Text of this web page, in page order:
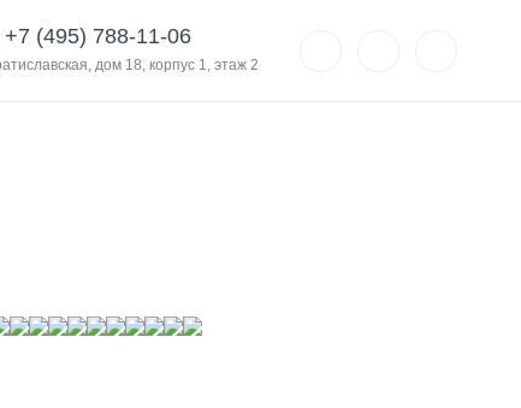
+7 (495) 788-11-06
дом 18, корпус 1, этаж 2